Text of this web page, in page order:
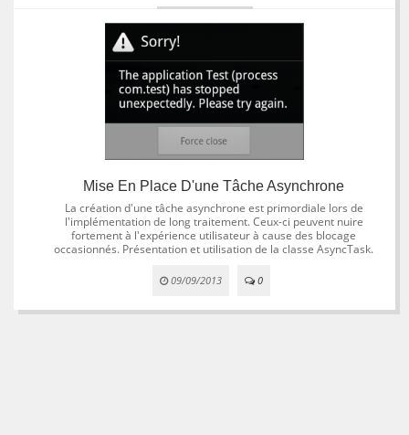
Mise En Place D'une Tâche Asynchrone
La création d'une tâche asynchrone est primordiale lors de
l'implémentation de long traitement. Ceux-ci peuvent nuire
fortement à l'expérience utilisateur à cause des blocage
occasionnés. Présentation et utilisation de la classe AsyncTask.
09/09/2013 0